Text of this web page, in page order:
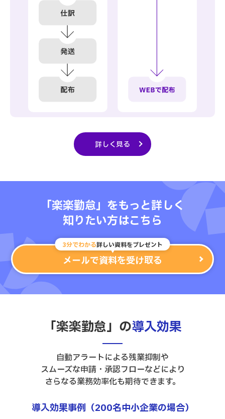
詳しく見る
「楽楽勤怠」をもっと詳しく
知りたい方はこちら
3分でわかる詳しい資料をプレゼント
メールで資料を受け取る
「楽楽勤怠」の導入効果
自動アラートによる残業抑制や
スムーズな申請・承認フローなどにより
さらなる業務効率化も期待できます。
導入効果事例（200名中小企業の場合）